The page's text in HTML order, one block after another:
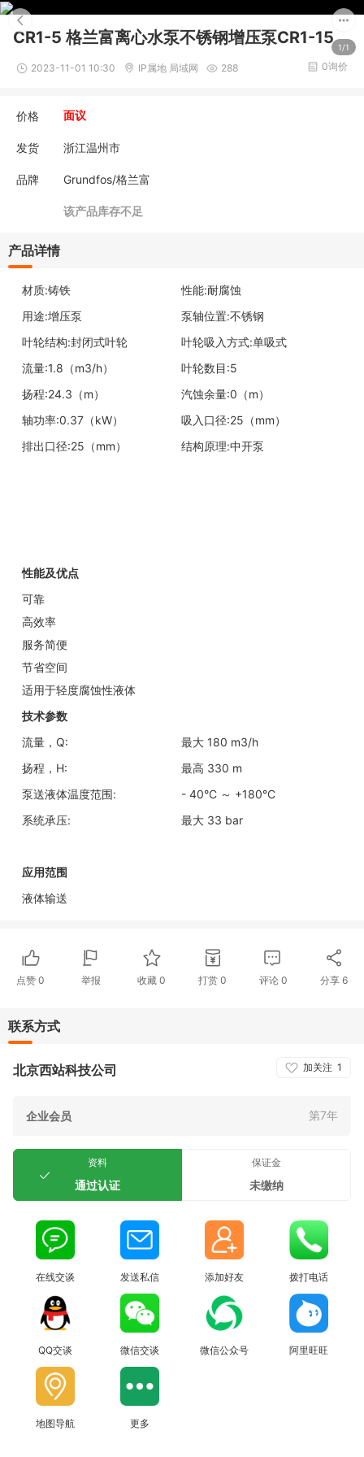
1/1
CR1-5 格兰富离心水泵不锈钢增压泵CR1-15
2023-11-01 10:30 IP属地 局域网 288 0询价
价格 面议
发货 浙江温州市
品牌 Grundfos/格兰富
该产品库存不足
产品详情
材质:铸铁
性能:耐腐蚀
用途:增压泵
泵轴位置:不锈钢
叶轮结构:封闭式叶轮
叶轮吸入方式:单吸式
流量:1.8（m3/h）
叶轮数目:5
扬程:24.3（m）
汽蚀余量:0（m）
轴功率:0.37（kW）
吸入口径:25（mm）
排出口径:25（mm）
结构原理:中开泵
性能及优点
可靠
高效率
服务简便
节省空间
适用于轻度腐蚀性液体
技术参数
流量，Q:
最大 180 m3/h
扬程，H:
最高 330 m
泵送液体温度范围:
- 40°C ～ +180°C
系统承压:
最大 33 bar
应用范围
液体输送
点赞 0 举报 收藏0 打赏 0 评论 0 分享 6
联系方式
加关注 1
北京西站科技公司
企业会员 第7年
资料
通过认证
保证金
未缴纳
在线交谈 发送私信 添加好友 拨打电话
QQ交谈 微信交谈 微信公众号 阿里旺旺
地图导航 更多